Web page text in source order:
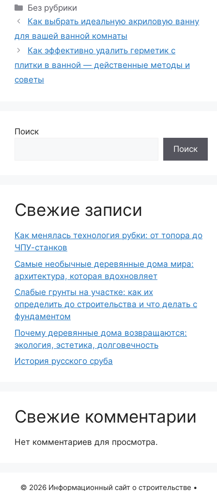
Рубрики
Без рубрики
Как выбрать идеальную акриловую ванну
для вашей ванной комнаты
Как эффективно удалить герметик с
плитки в ванной — действенные методы и
советы
Поиск
Поиск
Свежие записи
Как менялась технология рубки: от топора до
ЧПУ-станков
Самые необычные деревянные дома мира:
архитектура, которая вдохновляет
Слабые грунты на участке: как их
определить до строительства и что делать с
фундаментом
Почему деревянные дома возвращаются:
экология, эстетика, долговечность
История русского сруба
Свежие комментарии
Нет комментариев для просмотра.
© 2026 Информационный сайт о строительстве •